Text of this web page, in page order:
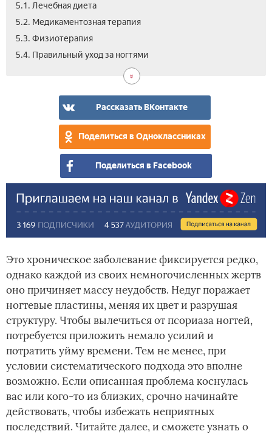
5.1. Лечебная диета
5.2. Медикаментозная терапия
5.3. Физиотерапия
5.4. Правильный уход за ногтями
Рассказать ВКонтакте
Поделиться в Одноклассниках
Поделиться в Facebook
Это хроническое заболевание фиксируется редко,
однако каждой из своих немногочисленных жертв
оно причиняет массу неудобств. Недуг поражает
ногтевые пластины, меняя их цвет и разрушая
структуру. Чтобы вылечиться от псориаза ногтей,
потребуется приложить немало усилий и
потратить уйму времени. Тем не менее, при
условии систематического подхода это вполне
возможно. Если описанная проблема коснулась
вас или кого-то из близких, срочно начинайте
действовать, чтобы избежать неприятных
последствий. Читайте далее, и сможете узнать о